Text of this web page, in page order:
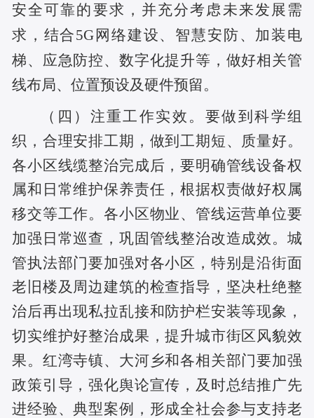
安全可靠的要求，并充分考虑未来发展需
求，结合5G网络建设、智慧安防、加装电
梯、应急防控、数字化提升等，做好相关管
线布局、位置预设及硬件预留。
（四）注重工作实效。 要做到科学组
织，合理安排工期，做到工期短、质量好。
各小区线缆整治完成后，要明确管线设备权
属和日常维护保养责任，根据权责做好权属
移交等工作。各小区物业、管线运营单位要
加强日常巡查，巩固管线整治改造成效。城
管执法部门要加强对各小区，特别是沿街面
老旧楼及周边建筑的检查指导，坚决杜绝整
治后再出现私拉乱接和防护栏安装等现象，
切实维护好整治成果，提升城市街区风貌效
果。红湾寺镇、大河乡和各相关部门要加强
政策引导，强化舆论宣传，及时总结推广先
进经验、典型案例，形成全社会参与支持老